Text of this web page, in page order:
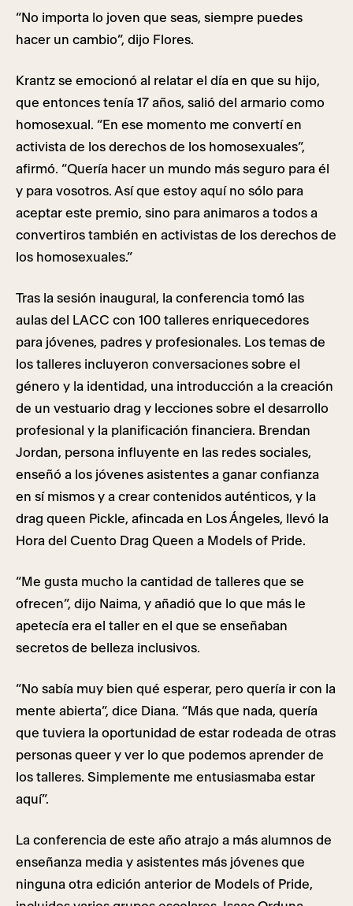
“No importa lo joven que seas, siempre puedes
hacer un cambio”, dijo Flores.
Krantz se emocionó al relatar el día en que su hijo,
que entonces tenía 17 años, salió del armario como
homosexual. “En ese momento me convertí en
activista de los derechos de los homosexuales”,
afirmó. “Quería hacer un mundo más seguro para él
y para vosotros. Así que estoy aquí no sólo para
aceptar este premio, sino para animaros a todos a
convertiros también en activistas de los derechos de
los homosexuales.”
Tras la sesión inaugural, la conferencia tomó las
aulas del LACC con 100 talleres enriquecedores
para jóvenes, padres y profesionales. Los temas de
los talleres incluyeron conversaciones sobre el
género y la identidad, una introducción a la creación
de un vestuario drag y lecciones sobre el desarrollo
profesional y la planificación financiera. Brendan
Jordan, persona influyente en las redes sociales,
enseñó a los jóvenes asistentes a ganar confianza
en sí mismos y a crear contenidos auténticos, y la
drag queen Pickle, afincada en Los Ángeles, llevó la
Hora del Cuento Drag Queen a Models of Pride.
“Me gusta mucho la cantidad de talleres que se
ofrecen”, dijo Naima, y añadió que lo que más le
apetecía era el taller en el que se enseñaban
secretos de belleza inclusivos.
“No sabía muy bien qué esperar, pero quería ir con la
mente abierta”, dice Diana. “Más que nada, quería
que tuviera la oportunidad de estar rodeada de otras
personas queer y ver lo que podemos aprender de
los talleres. Simplemente me entusiasmaba estar
aquí”.
La conferencia de este año atrajo a más alumnos de
enseñanza media y asistentes más jóvenes que
ninguna otra edición anterior de Models of Pride,